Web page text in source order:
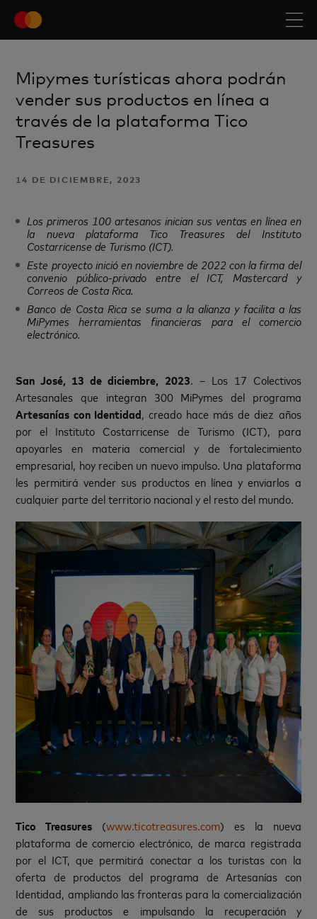
Mipymes turísticas ahora podrán
vender sus productos en línea a
través de la plataforma Tico
Treasures
14 DE DICIEMBRE, 2023
Los primeros 100 artesanos inician sus ventas en línea en
la nueva plataforma Tico Treasures del Instituto
Costarricense de Turismo (ICT).
Este proyecto inició en noviembre de 2022 con la firma del
convenio público-privado entre el ICT, Mastercard y
Correos de Costa Rica.
Banco de Costa Rica se suma a la alianza y facilita a las
MiPymes herramientas financieras para el comercio
electrónico.
San José, 13 de diciembre, 2023. – Los 17 Colectivos
Artesanales que integran 300 MiPymes del programa
Artesanías con Identidad, creado hace más de diez años
por el Instituto Costarricense de Turismo (ICT), para
apoyarles en materia comercial y de fortalecimiento
empresarial, hoy reciben un nuevo impulso. Una plataforma
les permitirá vender sus productos en línea y enviarlos a
cualquier parte del territorio nacional y el resto del mundo.
Tico Treasures (www.ticotreasures.com) es la nueva
plataforma de comercio electrónico, de marca registrada
por el ICT, que permitirá conectar a los turistas con la
oferta de productos del programa de Artesanías con
Identidad, ampliando las fronteras para la comercialización
de sus productos e impulsando la recuperación y